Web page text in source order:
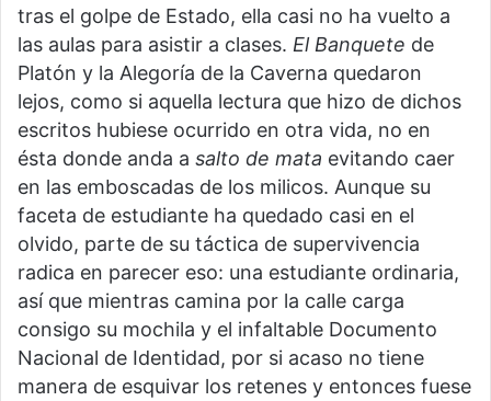
tras el golpe de Estado, ella casi no ha vuelto a
las aulas para asistir a clases. El Banquete de
Platón y la Alegoría de la Caverna quedaron
lejos, como si aquella lectura que hizo de dichos
escritos hubiese ocurrido en otra vida, no en
ésta donde anda a salto de mata evitando caer
en las emboscadas de los milicos. Aunque su
faceta de estudiante ha quedado casi en el
olvido, parte de su táctica de supervivencia
radica en parecer eso: una estudiante ordinaria,
así que mientras camina por la calle carga
consigo su mochila y el infaltable Documento
Nacional de Identidad, por si acaso no tiene
manera de esquivar los retenes y entonces fuese